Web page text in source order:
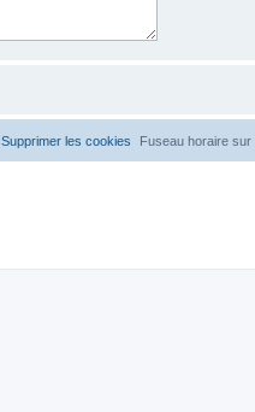
Fuseau horaire sur
Supprimer les cookies